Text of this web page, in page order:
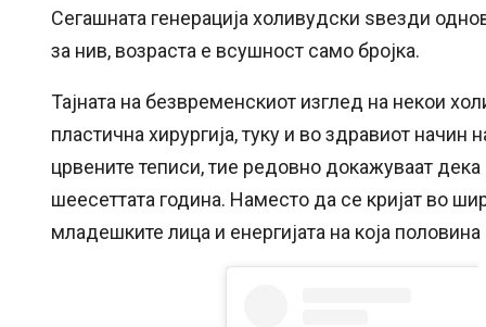
Сегашната генерација холивудски ѕвезди
за нив, возраста е всушност само бројка.
Тајната на безвременскиот изглед на некои
пластична хирургија, туку и во здравиот
црвените теписи, тие редовно докажуваат
шеесеттата година. Наместо да се кријат во
младешките лица и енергијата на која